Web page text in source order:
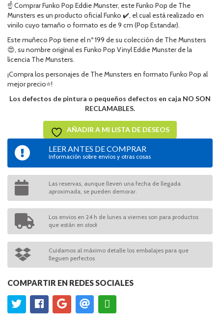
☝ Comprar Funko Pop Eddie Munster, este Funko Pop de The
Munsters es un producto oficial Funko ✔️, el cual está realizado en
vinilo cuyo tamaño o formato es de 9 cm (Pop Estandar).
Este muñeco Pop tiene el nº 199 de su colección de The Munsters
😍, su nombre original es Funko Pop Vinyl Eddie Munster de la
licencia The Munsters.
¡Compra los personajes de The Munsters en formato Funko Pop al
mejor precio⭐!
Los defectos de pintura o pequeños defectos en caja NO SON
RECLAMABLES.
AÑADIR A MI LISTA DE DESEOS
LEER ANTES DE COMPRAR
Información sobre envíos y otras cosas
Las reservas, aunque lleven una fecha de llegada
aproximada, se pueden demorar.
Los envios en 24 h de lunes a viernes son para productos
que están en stock
Cuidamos al máximo detalle los embalajes para que
lleguen perfectos
COMPARTIR EN REDES SOCIALES